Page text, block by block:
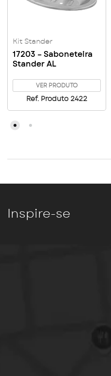
Kit Stander
17203 – Saboneteira
Stander AL
VER PRODUTO
Ref. Produto 2422
Inspire-se